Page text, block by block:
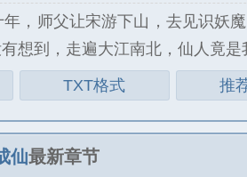
，师父让宋游下山，去见识妖
想到，走遍大江南北，仙人竟是
TXT格式 推
仙最新章节